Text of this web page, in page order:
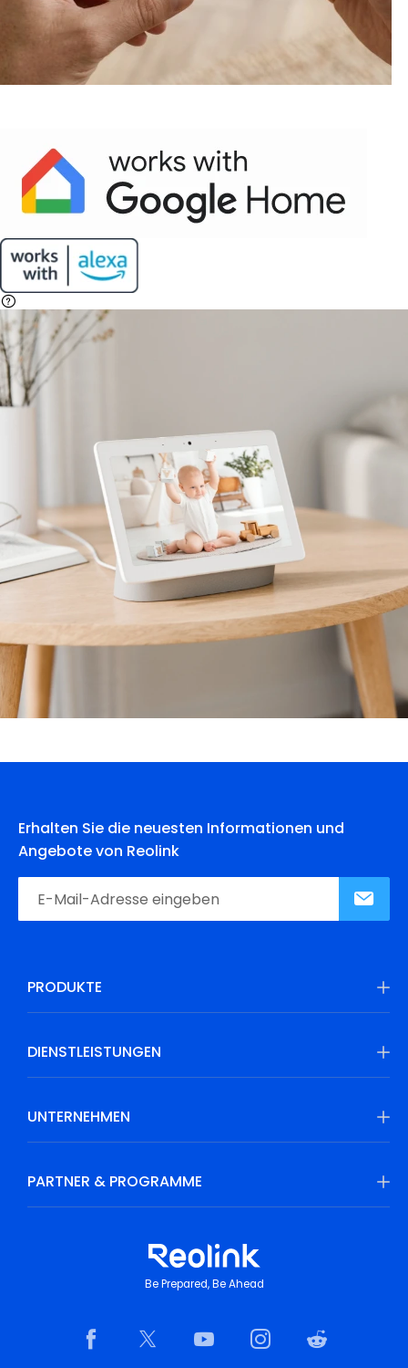
Erhalten Sie die neuesten Informationen und
Angebote von Reolink
PRODUKTE
DIENSTLEISTUNGEN
UNTERNEHMEN
PARTNER & PROGRAMME
Be Prepared, Be Ahead